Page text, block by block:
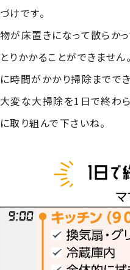
づけです。
物が床置きになって散らか
とりかかることができません
に時間がかかり掃除までで
大変な大掃除を1日で終わ
に取り組んで下さいね。